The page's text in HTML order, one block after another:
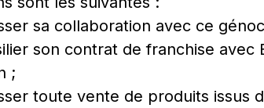
sa collaboration avec ce
son contrat de franchise avec
;
toute vente de produits issus